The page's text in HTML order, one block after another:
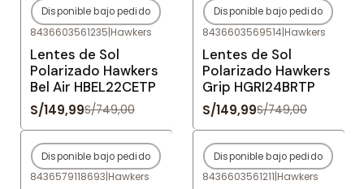
-80%OFF
Agotado
Disponible bajo pedido
8436603561235|Hawkers
Lentes de Sol
Polarizado Hawkers
Bel Air HBEL22CETP
S/149,99S/749,00
-80%OFF
Agotado
Disponible bajo pedido
8436603569514|Hawkers
Lentes de Sol
Polarizado Hawkers
Grip HGRI24BRTP
S/149,99S/749,00
-80%OFF
Agotado
Disponible bajo pedido
8436579118693|Hawkers
-80%OFF
Agotado
Disponible bajo pedido
8436603561211|Hawkers